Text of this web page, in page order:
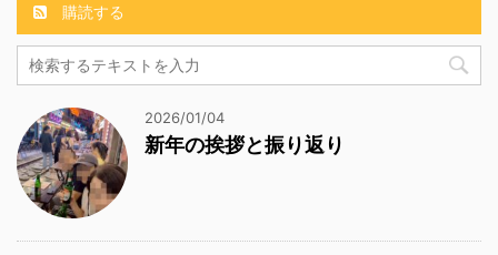
購読する
2026/01/04
新年の挨拶と振り返り